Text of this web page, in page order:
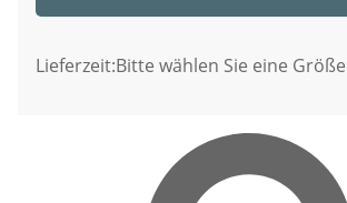
Lieferzeit:Bitte wählen Sie eine Größe